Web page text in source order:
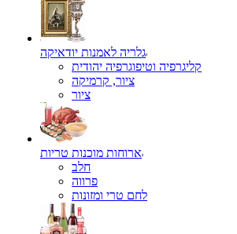
גלריה לאמנות יודאיקה
קליגרפיה וטיפוגרפיה יהודית
ציור, קרמיקה
ציור
ארוחות מוכנות טריות
חלב
פרווה
לחם טרי ומזונות